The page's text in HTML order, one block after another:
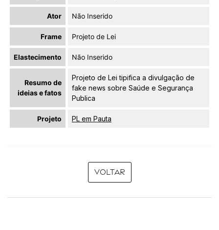
Ator Não Inserido
Frame Projeto de Lei
Elastecimento Não Inserido
Resumo de
ideias e fatos
Projeto de Lei tipifica a divulgação de
fake news sobre Saúde e Segurança
Publica
Projeto PL em Pauta
Voltar